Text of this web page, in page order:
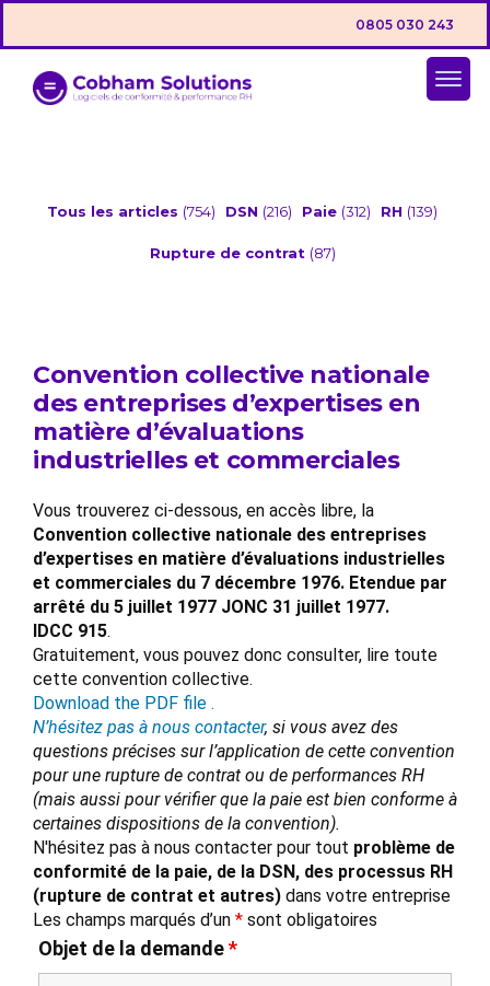
0805 030 243
Tous les articles (754) DSN (216) Paie (312) RH (139)
Rupture de contrat (87)
Convention collective nationale
des entreprises d’expertises en
matière d’évaluations
industrielles et commerciales
Vous trouverez ci-dessous, en accès libre, la
Convention collective nationale des entreprises
d’expertises en matière d’évaluations industrielles
et commerciales du 7 décembre 1976. Etendue par
arrêté du 5 juillet 1977 JONC 31 juillet 1977.
IDCC 915.
Gratuitement, vous pouvez donc consulter, lire toute
cette convention collective.
Download the PDF file .
N’hésitez pas à nous contacter, si vous avez des
questions précises sur l’application de cette convention
pour une rupture de contrat ou de performances RH
(mais aussi pour vérifier que la paie est bien conforme à
certaines dispositions de la convention).
N'hésitez pas à nous contacter pour tout problème de
conformité de la paie, de la DSN, des processus RH
(rupture de contrat et autres) dans votre entreprise
Les champs marqués d’un * sont obligatoires
Objet de la demande*